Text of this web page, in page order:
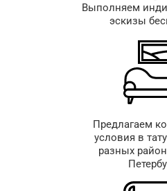
Выполняем
эскизы
Предлагаем
условия в
разных